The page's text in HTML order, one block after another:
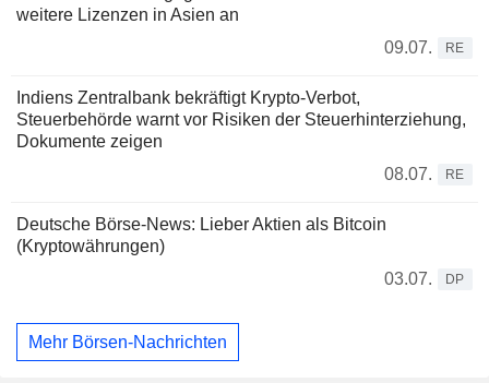
weitere Lizenzen in Asien an
09.07.
RE
Indiens Zentralbank bekräftigt Krypto-Verbot,
Steuerbehörde warnt vor Risiken der Steuerhinterziehung,
Dokumente zeigen
08.07.
RE
Deutsche Börse-News: Lieber Aktien als Bitcoin
(Kryptowährungen)
03.07.
DP
Mehr Börsen-Nachrichten